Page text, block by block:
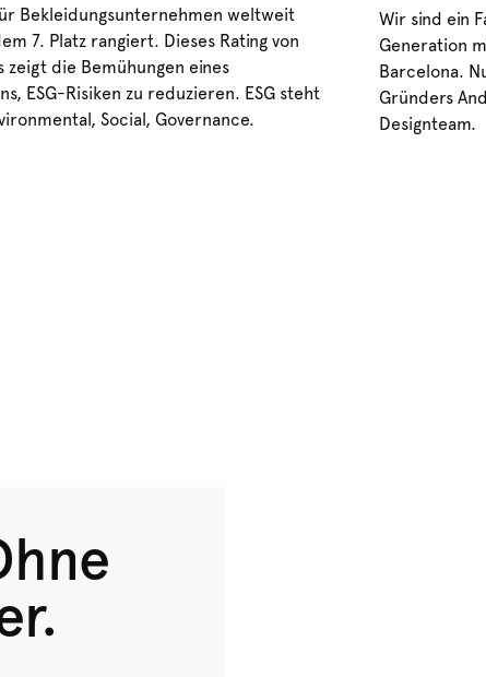
Bekleidungsunternehmen weltweit
7. Platz rangiert. Dieses Rating von
zeigt die Bemühungen eines
ESG-Risiken zu reduzieren. ESG steht
Social, Governance.
Wir sind ein
Generation
Barcelona.
Gründers
Designteam.